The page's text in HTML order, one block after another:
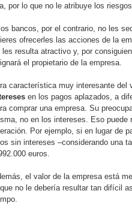
por lo que no le atribuye los
bancos, por el contrario, no les
ofrecerles las acciones de la
les resulta atractivo y, por
el propietario de la empresa.
característica muy interesante del
en los pagos aplazados, a
comprar una empresa. Su
no en los intereses. Eso puede
Por ejemplo, si en lugar de
sin intereses –considerando una
euros.
el valor de la empresa está
que no le debería resultar tan difícil